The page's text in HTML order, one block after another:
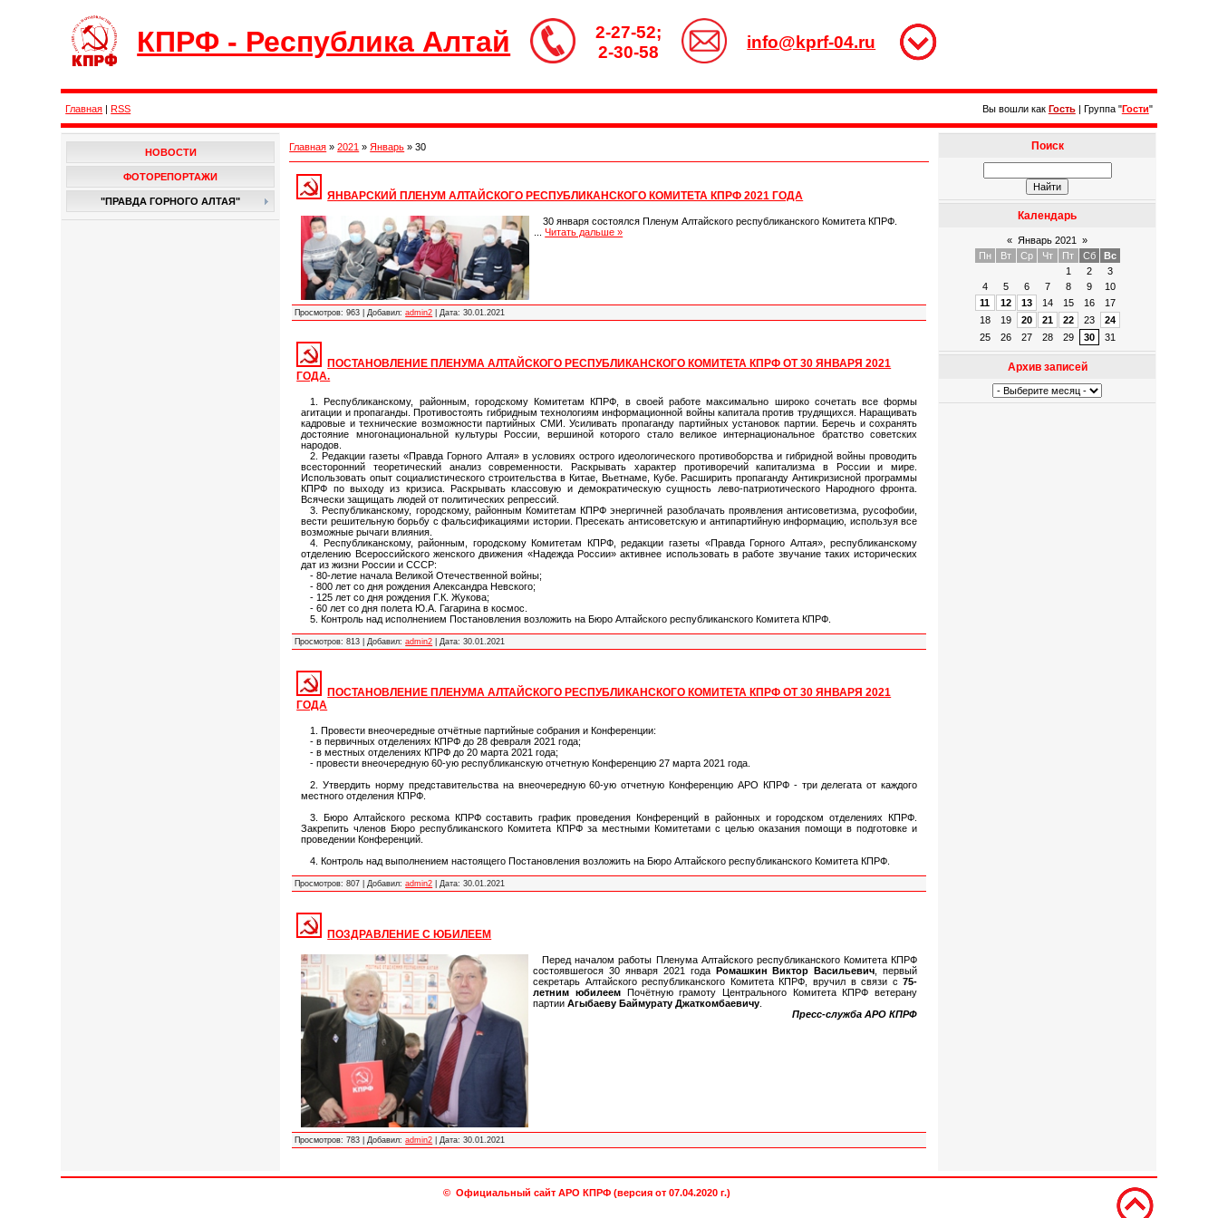
КПРФ - Республика Алтай
2-27-52;
2-30-58
info@kprf-04.ru
Главная |RSS Вы вошли как Гость| Группа "Гости"
НОВОСТИ
ФОТОРЕПОРТАЖИ
"ПРАВДА ГОРНОГО АЛТАЯ"
Главная »2021 » Январь » 30
ЯНВАРСКИЙ ПЛЕНУМ АЛТАЙСКОГО РЕСПУБЛИКАНСКОГО КОМИТЕТА КПРФ 2021 ГОДА
30 января состоялся Пленум Алтайского республиканского Комитета КПРФ.
...Читать дальше »
Просмотров: 963 Добавил: admin2 Дата: 30.01.2021
ПОСТАНОВЛЕНИЕ ПЛЕНУМА АЛТАЙСКОГО РЕСПУБЛИКАНСКОГО КОМИТЕТА КПРФ ОТ 30 ЯНВАРЯ 2021
ГОДА.
1. Республиканскому, районным, городскому Комитетам КПРФ, в своей работе максимально широко сочетать все формы
агитации и пропаганды. Противостоять гибридным технологиям информационной войны капитала против трудящихся. Наращивать
кадровые и технические возможности партийных СМИ. Усиливать пропаганду партийных установок партии. Беречь и сохранять
достояние многонациональной культуры России, вершиной которого стало великое интернациональное братство советских
народов.
2. Редакции газеты «Правда Горного Алтая» в условиях острого идеологического противоборства и гибридной войны проводить
всесторонний теоретический анализ современности. Раскрывать характер противоречий капитализма в России и мире.
Использовать опыт социалистического строительства в Китае, Вьетнаме, Кубе. Расширить пропаганду Антикризисной программы
КПРФ по выходу из кризиса. Раскрывать классовую и демократическую сущность лево-патриотического Народного фронта.
Всячески защищать людей от политических репрессий.
3. Республиканскому, городскому, районным Комитетам КПРФ энергичней разоблачать проявления антисоветизма, русофобии,
вести решительную борьбу с фальсификациями истории. Пресекать антисоветскую и антипартийную информацию, используя все
возможные рычаги влияния.
4. Республиканскому, районным, городскому Комитетам КПРФ, редакции газеты «Правда Горного Алтая», республиканскому
отделению Всероссийского женского движения «Надежда России» активнее использовать в работе звучание таких исторических
дат из жизни России и СССР:
- 80-летие начала Великой Отечественной войны;
- 800 лет со дня рождения Александра Невского;
- 125 лет со дня рождения Г.К. Жукова;
- 60 лет со дня полета Ю.А. Гагарина в космос.
5. Контроль над исполнением Постановления возложить на Бюро Алтайского республиканского Комитета КПРФ.
Просмотров: 813 Добавил: admin2 Дата: 30.01.2021
ПОСТАНОВЛЕНИЕ ПЛЕНУМА АЛТАЙСКОГО РЕСПУБЛИКАНСКОГО КОМИТЕТА КПРФ ОТ 30 ЯНВАРЯ 2021
ГОДА
1. Провести внеочередные отчётные партийные собрания и Конференции:
- в первичных отделениях КПРФ до 28 февраля 2021 года;
- в местных отделениях КПРФ до 20 марта 2021 года;
- провести внеочередную 60-ую республиканскую отчетную Конференцию 27 марта 2021 года.
2. Утвердить норму представительства на внеочередную 60-ую отчетную Конференцию АРО КПРФ - три делегата от каждого
местного отделения КПРФ.
3. Бюро Алтайского рескома КПРФ составить график проведения Конференций в районных и городском отделениях КПРФ.
Закрепить членов Бюро республиканского Комитета КПРФ за местными Комитетами с целью оказания помощи в подготовке и
проведении Конференций.
4. Контроль над выполнением настоящего Постановления возложить на Бюро Алтайского республиканского Комитета КПРФ.
Просмотров: 807 Добавил: admin2 Дата: 30.01.2021
ПОЗДРАВЛЕНИЕ С ЮБИЛЕЕМ
Перед началом работы Пленума Алтайского республиканского Комитета КПРФ
состоявшегося 30 января 2021 года Ромашкин Виктор Васильевич , первый
секретарь Алтайского республиканского Комитета КПРФ, вручил в связи с75-
летним юбилеемПочётную грамоту Центрального Комитета КПРФ ветерану
партииАгыбаеву Баймурату Джаткомбаевичу
Пресс-служба АРО КПРФ
Просмотров: 783 Добавил: admin2 Дата: 30.01.2021
Поиск
Календарь
« Январь 2021
»
Пн
Вт Ср Чт Пт Сб
Вс
1
2
3
4
5 6 7 8 9
10
11
12 13 14 15 16
17
18
19 20 21 22 23
24
25
26 27 28 29 30 31
Архив записей
© Официальный сайт АРО КПРФ (версия от 07.04.2020 г.)